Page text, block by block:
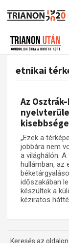
etnikai
Az
„Ezek a
jobbára nem
a világhálón.
hullámban, az
időszakában
készültek a
kéziratos